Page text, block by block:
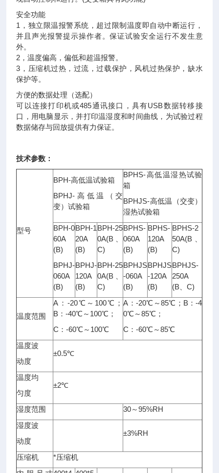
安全功能
1，独立限温报警系统，超过限制温度即自动中断运行，
并且声光报警提示操作者。保证试验安全运行不发生意
外。
2，温度偏高，偏低和超温报警。
3，压缩机过热，过流，过载保护，风机过热保护，缺水
保护等。
方便的数据处理（选配）
可以连接打印机或485通讯接口，具有USB数据转移接
口，用电脑显示，并打印温湿度和时间曲线，为试验过程
数据储存与回放提供有力保证。
技术参数：
型号
BPH-高低温试验箱
BPHJ-高低温（交
变）试验箱
BPHS-高低温湿热试验
箱
BPHJS-高低温（交变）
湿热试验箱
BPH-0
60A
(B)
BPHJ-
060A
(B)
BPH-1
20A
(B)
BPHJ-
120A
(B)
BPH-25
0A(B、
C)
BPH-25
0A(B、
C)
BPHS-
060A
(B)
BPHJS
-060A
(B)
BPHS-
120A
(B)
BPHJS
-120A
(B)
BPHS-2
50A(B、
C)
BPHJS-
250A
(B、C)
温度范围
A：-20℃～100℃；
B：-40℃～100℃；
C：-60℃～100℃
A：-20℃～85℃；B：-4
0℃～85℃；
C：-60℃～85℃
温度波
动度
±0.5℃
温度均
匀度
±2℃
湿度范围
30～95%RH
湿度波
动度
±3%RH
压缩机
*压缩机